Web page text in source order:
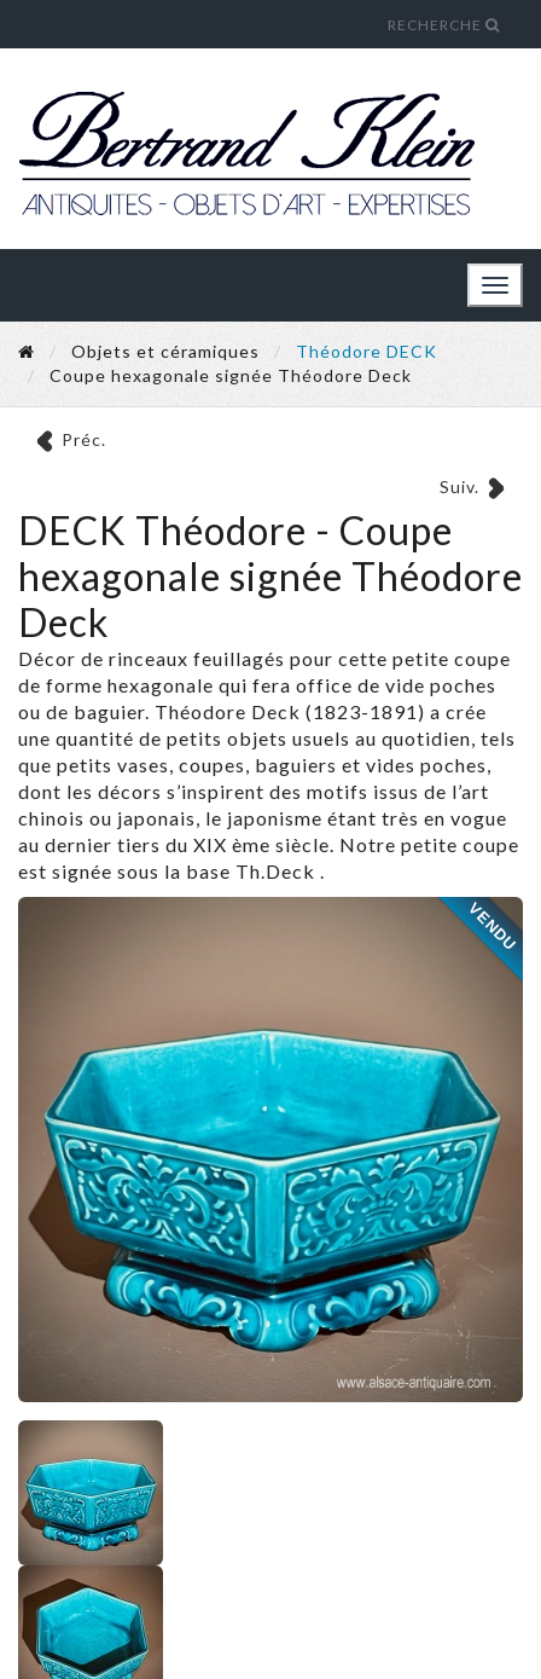
RECHERCHE
Objets et céramiques
Théodore DECK
Coupe hexagonale signée Théodore Deck
Préc.
Suiv.
DECK Théodore - Coupe
hexagonale signée Théodore
Deck
Décor de rinceaux feuillagés pour cette petite coupe
de forme hexagonale qui fera office de vide poches
ou de baguier. Théodore Deck (1823-1891) a crée
une quantité de petits objets usuels au quotidien, tels
que petits vases, coupes, baguiers et vides poches,
dont les décors s’inspirent des motifs issus de l’art
chinois ou japonais, le japonisme étant très en vogue
au dernier tiers du XIX ème siècle. Notre petite coupe
est signée sous la base Th.Deck .
VENDU